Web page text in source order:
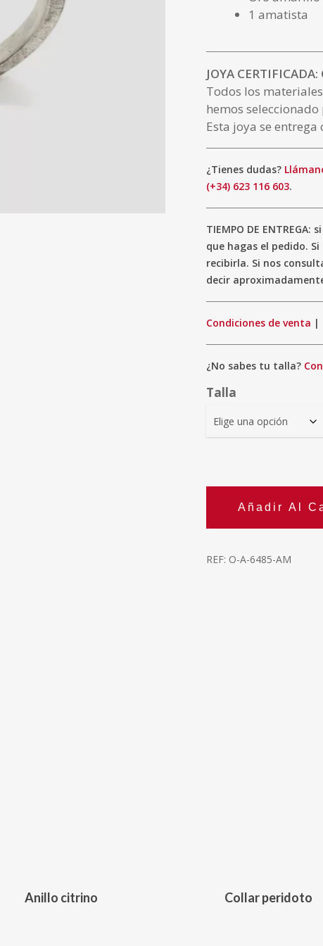
1 amatista
JOYA
Todos los
hemos
Esta joya se
¿Tienes dudas?
(+34) 623 116 603.
TIEMPO DE
que hagas el pedido.
recibirla. Si nos
decir
Condiciones de venta |
¿No sabes tu talla?
Talla
Añadir Al
REF: O-A-6485-AM
Anillo citrino Collar peridoto